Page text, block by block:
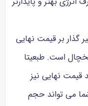
گذار بر قیمت نهایی
است. طبعیتا
قیمت نهایی نیز
می تواند حجم